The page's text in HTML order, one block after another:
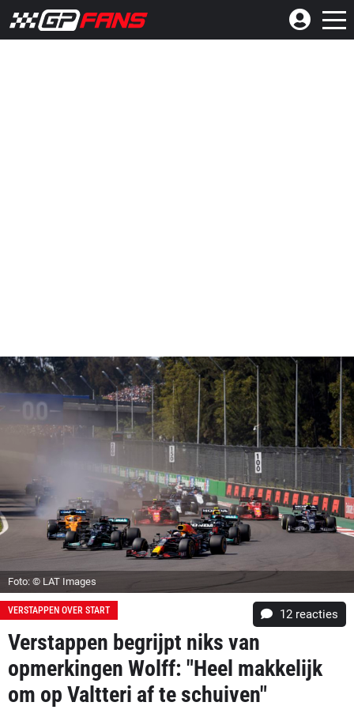
Foto: © LAT Images
VERSTAPPEN OVER START 12 reacties
Verstappen begrijpt niks van
opmerkingen Wolff: "Heel makkelijk
om op Valtteri af te schuiven"